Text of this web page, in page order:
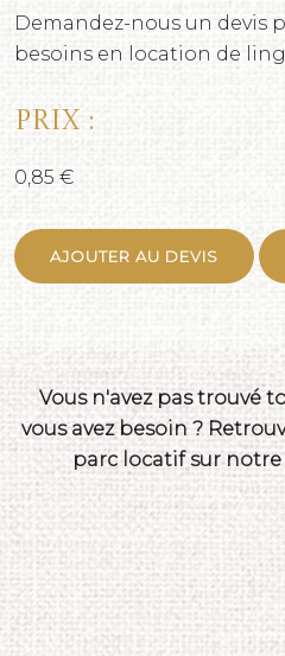
Demandez-nous un devis
besoins en location de
Prix :
0,85 €
AJOUTER AU DEVIS
Vous n'avez pas trouvé
vous avez besoin ?
parc locatif sur notre